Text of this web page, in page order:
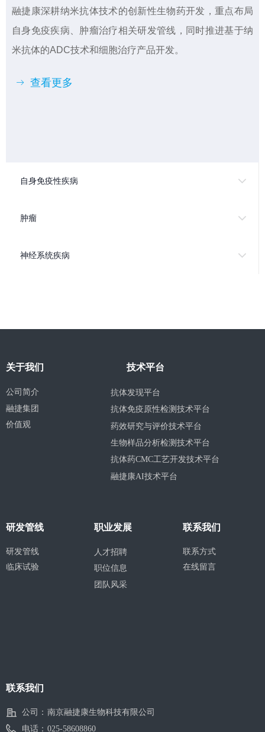
融捷康深耕纳米抗体技术的创新性生物药开发，重点布局
自身免疫疾病、肿瘤治疗相关研发管线，同时推进基于纳
米抗体的ADC技术和细胞治疗产品开发。
ꁹ 查看更多
自身免疫性疾病
肿瘤
神经系统疾病
联系我们
公司： 南京融捷康生物科技有限公司
电话： 025-58608860
关于我们
公司简介
融捷集团
价值观
技术平台
抗体发现平台
抗体免疫原性检测技术平台
药效研究与评价技术平台
生物样品分析检测技术平台
抗体药CMC工艺开发技术平台
融捷康AI技术平台
研发管线
研发管线
临床试验
职业发展
人才招聘
职位信息
团队风采
联系我们
联系方式
在线留言